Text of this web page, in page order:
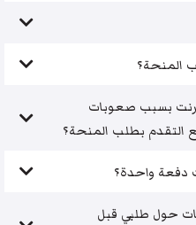
المنحة؟
بسبب صعوبات
التقدم بطلب المنحة؟
دفعة واحدة؟
حول طلبي قبل